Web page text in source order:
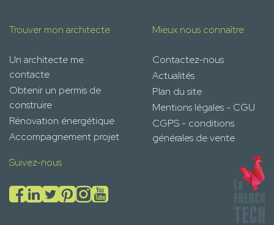
Trouver mon architecte
Un architecte me
contacte
Obtenir un permis de
construire
Rénovation énergétique
Accompagnement projet
Mieux nous connaître
Contactez-nous
Actualités
Plan du site
Mentions légales - CGU
CGPS - conditions
générales de vente
Suivez-nous